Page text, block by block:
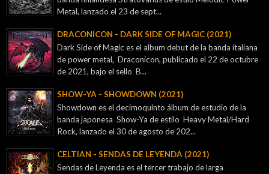
Metal, lanzado el 23 de sept...
DRACONICON - DARK SIDE OF MAGIC (2021)
Dark Side of Magic es el album debut de la banda italiana
de power metal, Draconicon, publicado el 22 de octubre
de 2021, bajo el sello B...
SHOW-YA - SHOWDOWN (2021)
Showdown es el decimoquinto álbum de estudio de la
banda japonesa Show-Ya de estilo Heavy Metal/Hard
Rock, lanzado el 30 de agosto de 202...
CELTIAN - SENDAS DE LEYENDA (2021)
Sendas de Leyenda es el tercer trabajo de larga